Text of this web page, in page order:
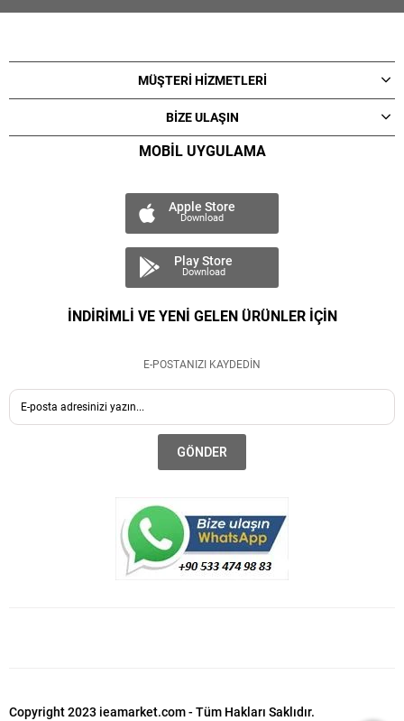
MÜŞTERİ HİZMETLERİ
BİZE ULAŞIN
MOBİL UYGULAMA
Apple Store
Download
Play Store
Download
İNDİRİMLİ VE YENİ GELEN ÜRÜNLER İÇİN
E-POSTANIZI KAYDEDİN
GÖNDER
Copyright 2023 ieamarket.com - Tüm Hakları Saklıdır.